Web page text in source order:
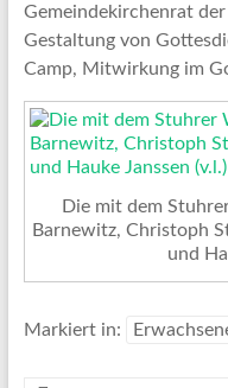
Gemeindekirchenrat
Gestaltung von
Camp, Mitwirkung im
Die mit dem
Barnewitz, Christoph
und
Markiert in: